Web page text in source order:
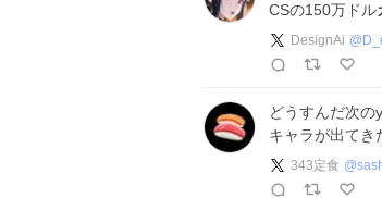
CSの150万ドル
DesignAi @
どうすんだ次の
キャラが出てき
343定食 @